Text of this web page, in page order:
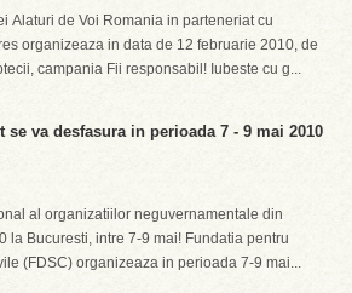
de Voi Romania in parteneriat cu
organizeaza in data de 12 februarie 2010, de
campania Fii responsabil! Iubeste cu g...
se va desfasura in perioada 7 - 9 mai 2010
al organizatiilor neguvernamentale din
la Bucuresti, intre 7-9 mai! Fundatia pentru
(FDSC) organizeaza in perioada 7-9 mai...